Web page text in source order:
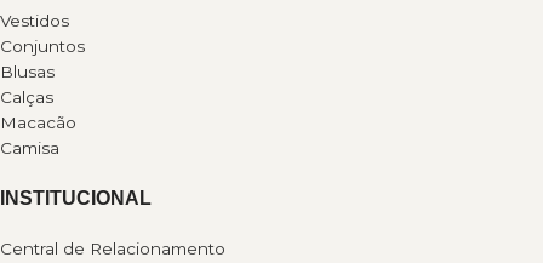
Vestidos
Conjuntos
Blusas
Calças
Macacão
Camisa
INSTITUCIONAL
Central de Relacionamento